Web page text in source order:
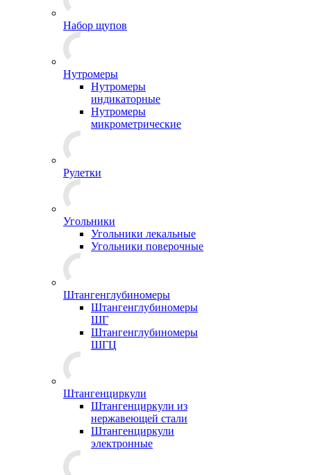
Набор щупов
Нутромеры
Нутромеры
индикаторные
Нутромеры
микрометрические
Рулетки
Угольники
Угольники лекальные
Угольники поверочные
Штангенглубиномеры
Штангенглубиномеры
ШГ
Штангенглубиномеры
ШГЦ
Штангенциркули
Штангенциркули из
нержавеющей стали
Штангенциркули
электронные